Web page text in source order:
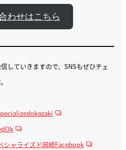
わせはこちら
していきますので、SNSもぜひチェ
シャライズド岡崎Facebook